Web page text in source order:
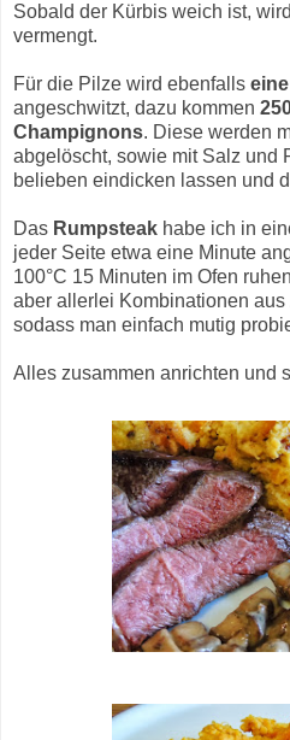
Sobald der Kürbis weich ist,
vermengt.
Für die Pilze wird ebenfalls
angeschwitzt, dazu kommen
Champignons. Diese werden
abgelöscht, sowie mit Salz und
belieben eindicken lassen und
Das Rumpsteak habe ich in
jeder Seite etwa eine Minute
100°C 15 Minuten im Ofen
aber allerlei Kombinationen aus
sodass man einfach mutig
Alles zusammen anrichten und